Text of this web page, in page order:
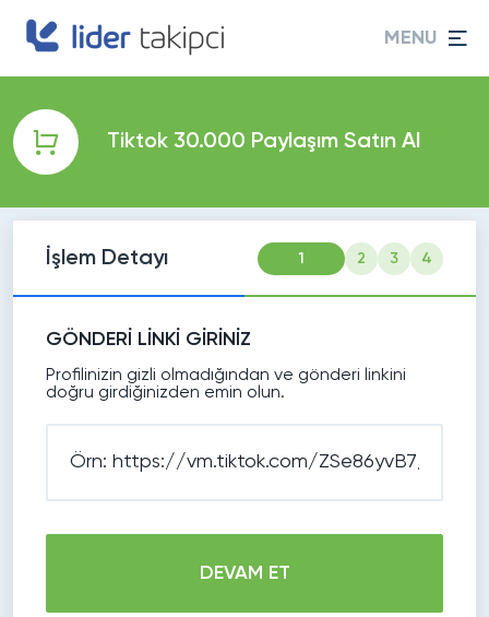
MENU
Tiktok 30.000 Paylaşım Satın Al
İşlem Detayı 1 2 3 4
GÖNDERİ LİNKİ GİRİNİZ
Profilinizin gizli olmadığından ve gönderi linkini
doğru girdiğinizden emin olun.
DEVAM ET